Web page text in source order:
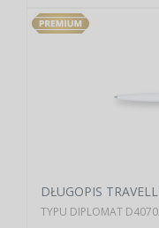
DŁUGOPIS
TYPU DIPLOMAT